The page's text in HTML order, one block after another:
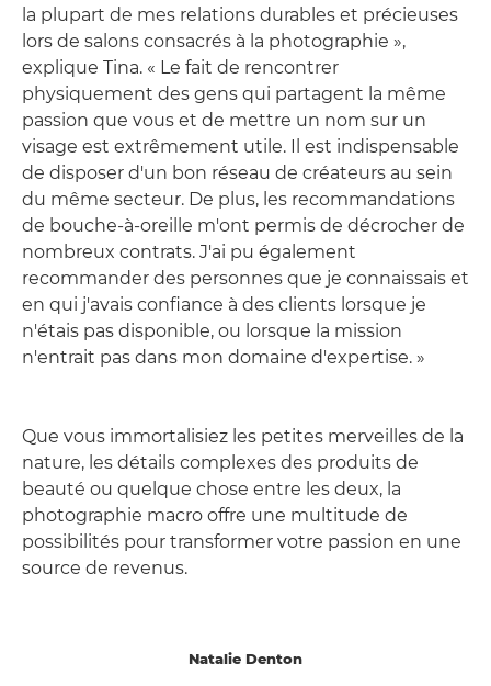
la plupart de mes relations durables et précieuses
lors de salons consacrés à la photographie »,
explique Tina. « Le fait de rencontrer
physiquement des gens qui partagent la même
passion que vous et de mettre un nom sur un
visage est extrêmement utile. Il est indispensable
de disposer d'un bon réseau de créateurs au sein
du même secteur. De plus, les recommandations
de bouche-à-oreille m'ont permis de décrocher de
nombreux contrats. J'ai pu également
recommander des personnes que je connaissais et
en qui j'avais confiance à des clients lorsque je
n'étais pas disponible, ou lorsque la mission
n'entrait pas dans mon domaine d'expertise. »
Que vous immortalisiez les petites merveilles de la
nature, les détails complexes des produits de
beauté ou quelque chose entre les deux, la
photographie macro offre une multitude de
possibilités pour transformer votre passion en une
source de revenus.
Natalie Denton